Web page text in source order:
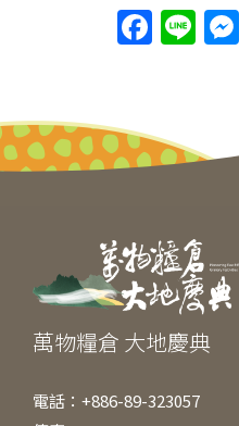
F
a
e
b
o
k
Li
n
萬物糧倉 大地慶典
電話：+886-89-323057